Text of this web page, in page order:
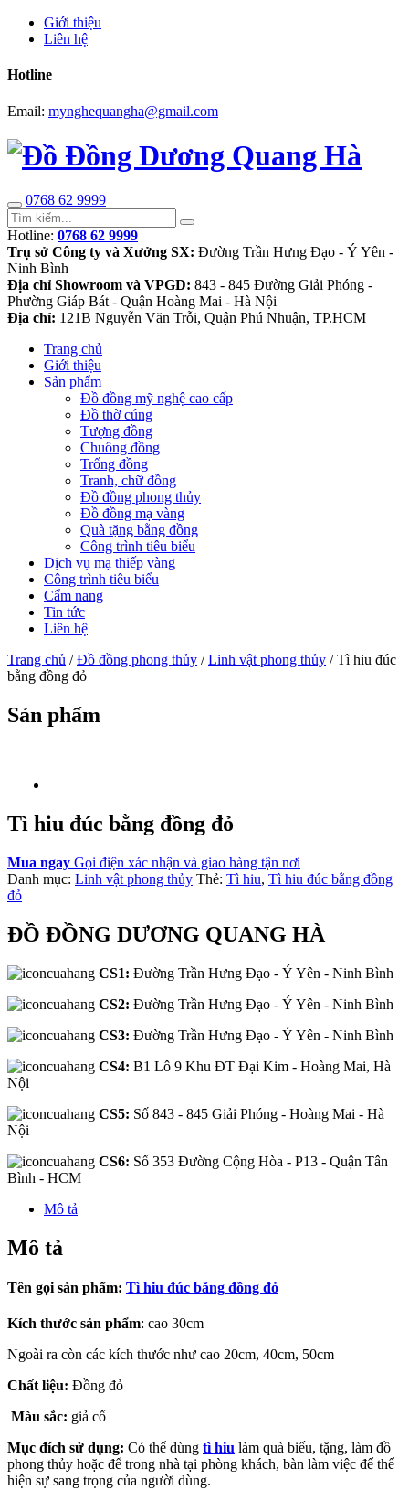
Giới thiệu
Liên hệ
Hotline
Email: mynghequangha@gmail.com
0768 62 9999
Hotline: 0768 62 9999
Trụ sở Công ty và Xưởng SX: Đường Trần Hưng Đạo - Ý Yên -
Ninh Bình
Địa chỉ Showroom và VPGD: 843 - 845 Đường Giải Phóng -
Phường Giáp Bát - Quận Hoàng Mai - Hà Nội
Địa chỉ: 121B Nguyễn Văn Trỗi, Quận Phú Nhuận, TP.HCM
Trang chủ
Giới thiệu
Sản phẩm
Đồ đồng mỹ nghệ cao cấp
Đồ thờ cúng
Tượng đồng
Chuông đồng
Trống đồng
Tranh, chữ đồng
Đồ đồng phong thủy
Đồ đồng mạ vàng
Quà tặng bằng đồng
Công trình tiêu biểu
Dịch vụ mạ thiếp vàng
Công trình tiêu biểu
Cẩm nang
Tin tức
Liên hệ
Trang chủ /Đồ đồng phong thủy /Linh vật phong thủy / Tì hiu đúc
bằng đồng đỏ
Sản phẩm
Tì hiu đúc bằng đồng đỏ
Mua ngay Gọi điện xác nhận và giao hàng tận nơi
Danh mục: Linh vật phong thủy Thẻ: Tì hiu, Tì hiu đúc bằng đồng
đỏ
ĐỒ ĐỒNG DƯƠNG QUANG HÀ
CS1: Đường Trần Hưng Đạo - Ý Yên - Ninh Bình
CS2: Đường Trần Hưng Đạo - Ý Yên - Ninh Bình
CS3: Đường Trần Hưng Đạo - Ý Yên - Ninh Bình
CS4: B1 Lô 9 Khu ĐT Đại Kim - Hoàng Mai, Hà
Nội
CS5: Số 843 - 845 Giải Phóng - Hoàng Mai - Hà
Nội
CS6: Số 353 Đường Cộng Hòa - P13 - Quận Tân
Bình - HCM
Mô tả
Mô tả
Tên gọi sản phẩm: Tì hiu đúc bằng đồng đỏ
Kích thước sản phẩm: cao 30cm
Ngoài ra còn các kích thước như cao 20cm, 40cm, 50cm
Chất liệu: Đồng đỏ
Màu sắc: giả cổ
Mục đích sử dụng: Có thể dùng tì hiu làm quà biếu, tặng, làm đồ
phong thủy hoặc để trong nhà tại phòng khách, bàn làm việc để thể
hiện sự sang trọng của người dùng.